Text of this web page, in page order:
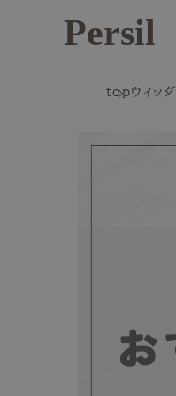
Persil
topウィッグ